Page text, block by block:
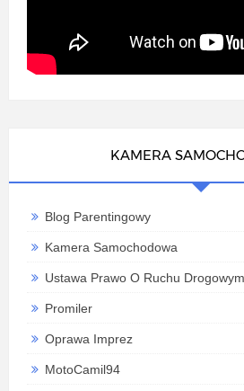
KAMERA
Blog Parentingowy
Kamera Samochodowa
Ustawa Prawo O Ruchu Drogowym
Promiler
Oprawa Imprez
MotoCamil94